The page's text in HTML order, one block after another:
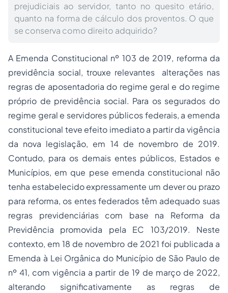
prejudiciais ao servidor, tanto no quesito etário,
quanto na forma de cálculo dos proventos. O que
se conserva como direito adquirido?
A Emenda Constitucional nº 103 de 2019, reforma da
previdência social, trouxe relevantes alterações nas
regras de aposentadoria do regime geral e do regime
próprio de previdência social. Para os segurados do
regime geral e servidores públicos federais, a emenda
constitucional teve efeito imediato a partir da vigência
da nova legislação, em 14 de novembro de 2019.
Contudo, para os demais entes públicos, Estados e
Municípios, em que pese emenda constitucional não
tenha estabelecido expressamente um dever ou prazo
para reforma, os entes federados têm adequado suas
regras previdenciárias com base na Reforma da
Previdência promovida pela EC 103/2019. Neste
contexto, em 18 de novembro de 2021 foi publicada a
Emenda à Lei Orgânica do Município de São Paulo de
nº 41, com vigência a partir de 19 de março de 2022,
alterando significativamente as regras de